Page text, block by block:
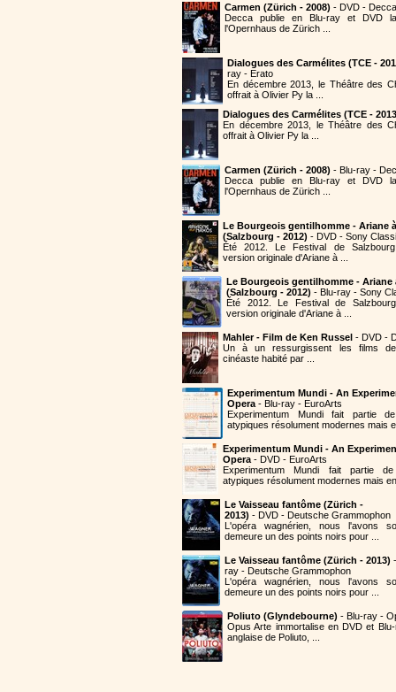
Carmen (Zürich - 2008) - DVD - Decca
Decca publie en Blu-ray et DVD
l'Opernhaus de Zürich ...
Dialogues des Carmélites (TCE -
ray - Erato
En décembre 2013, le Théâtre des
offrait à Olivier Py la ...
Dialogues des Carmélites (TCE -
En décembre 2013, le Théâtre des
offrait à Olivier Py la ...
Carmen (Zürich - 2008) - Blu-ray -
Decca publie en Blu-ray et DVD
l'Opernhaus de Zürich ...
Le Bourgeois gentilhomme - Ariane
(Salzbourg - 2012) - DVD - Sony
Été 2012. Le Festival de
version originale d'Ariane à ...
Le Bourgeois gentilhomme - Ariane
(Salzbourg - 2012) - Blu-ray - Sony
Été 2012. Le Festival de
version originale d'Ariane à ...
Mahler - Film de Ken Russel - DVD -
Un à un ressurgissent les films
cinéaste habité par ...
Experimentum Mundi - An
Opera - Blu-ray - EuroArts
Experimentum Mundi fait partie
atypiques résolument modernes mais
Experimentum Mundi - An
Opera - DVD - EuroArts
Experimentum Mundi fait partie
atypiques résolument modernes mais
Le Vaisseau fantôme (Zürich -
2013) - DVD - Deutsche Grammophon
L'opéra wagnérien, nous l'avons
demeure un des points noirs pour ...
Le Vaisseau fantôme (Zürich - 2013)
ray - Deutsche Grammophon
L'opéra wagnérien, nous l'avons
demeure un des points noirs pour ...
Poliuto (Glyndebourne) - Blu-ray -
Opus Arte immortalise en DVD et
anglaise de Poliuto, ...